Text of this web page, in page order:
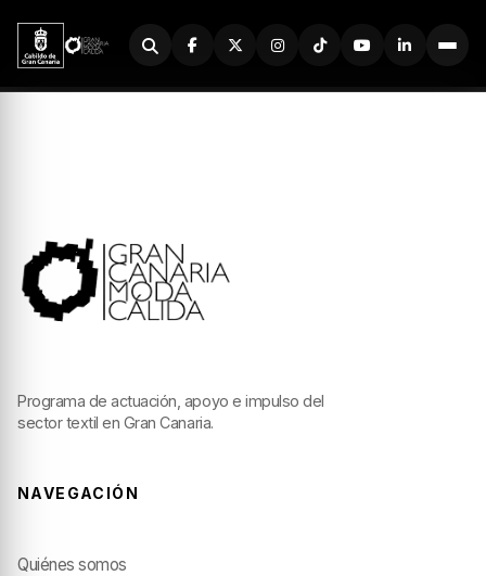
Buscador
Programa de actuación, apoyo e impulso del
sector textil en Gran Canaria.
NAVEGACIÓN
Quiénes somos